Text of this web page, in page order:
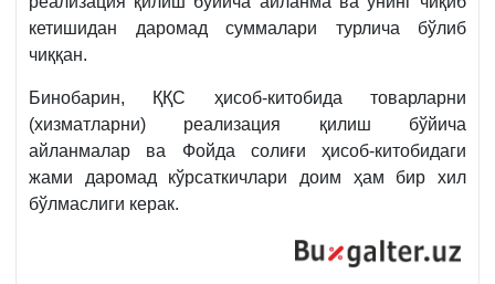
кетишидан даромад суммалари турлича бўлиб
чиққан.
Бинобарин, ҚҚС ҳисоб-китобида товарларни
(хизматларни) реализация қилиш бўйича
айланмалар ва Фойда солиғи ҳисоб-китобидаги
жами даромад кўрсаткичлари доим ҳам бир хил
бўлмаслиги керак.